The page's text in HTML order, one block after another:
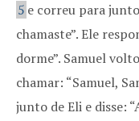
5 e correu para
chamaste”. Ele
dorme”. Samuel
chamar: “Samuel,
junto de Eli e disse: